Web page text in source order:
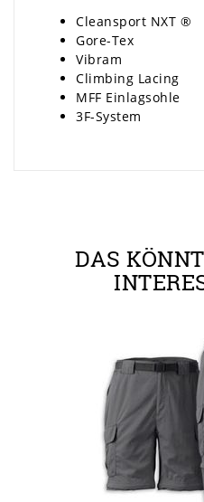
Cleansport NXT ®
Gore-Tex
Vibram
Climbing Lacing
MFF Einlagsohle
3F-System
DAS